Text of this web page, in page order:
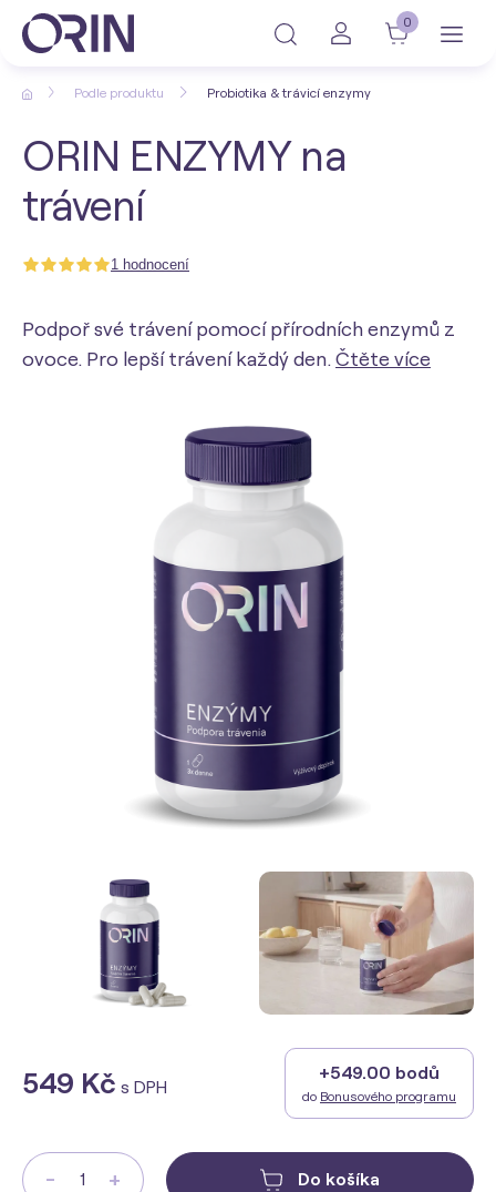
0
Podle produktu Probiotika & trávicí enzymy
ORIN ENZYMY na
trávení
1 hodnocení
Podpoř své trávení pomocí přírodních enzymů z
ovoce. Pro lepší trávení každý den. Čtěte více
549 Kč s DPH
+549.00 bodů
do Bonusového programu
- + Do košíka